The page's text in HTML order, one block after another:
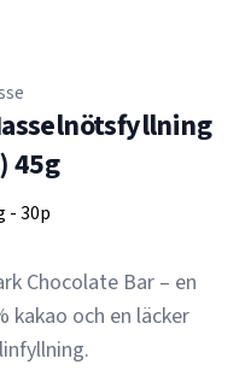
45g
-30p
Chocolate Bar – en
kakao och en läcker